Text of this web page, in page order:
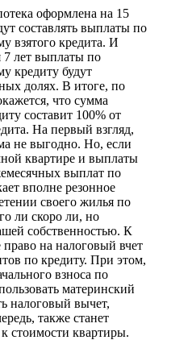
оформлена на 15
составлять выплаты по
взятого кредита. И
7 лет выплаты по
кредиту будут
долях. В итоге, по
что сумма
составит 100% от
На первый взгляд,
не выгодно. Но, если
квартире и выплаты
выплат по
вполне резонное
своего жилья по
ли скоро ли, но
собственностью. К
на налоговый вчет
по кредиту. При этом,
взноса по
материнский
налоговый вычет,
также станет
стоимости квартиры.